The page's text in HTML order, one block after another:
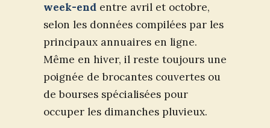
week-end entre avril et octobre,
selon les données compilées par les
principaux annuaires en ligne.
Même en hiver, il reste toujours une
poignée de brocantes couvertes ou
de bourses spécialisées pour
occuper les dimanches pluvieux.